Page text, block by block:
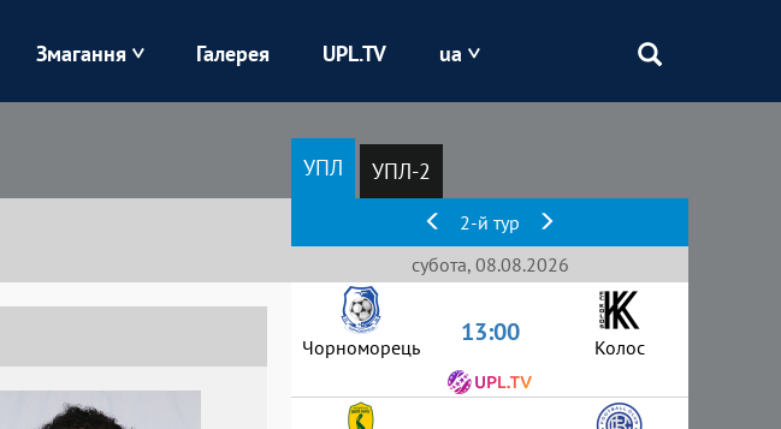
Колос Кривбас
Оболонь
Змагання Галерея UPL.TV ua
УПЛ УПЛ-2
2-й тур
субота, 08.08.2026
Чорноморець 13:00 Колос